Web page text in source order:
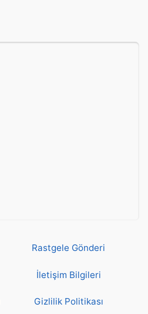
Rastgele Gönderi
İletişim Bilgileri
Gizlilik Politikası